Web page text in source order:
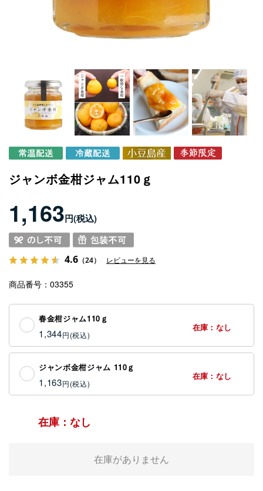
ジャンボ金柑ジャム110ｇ
1,163円
商品番号 03355
在庫：なし
春金柑ジャム110ｇ
1,344円
在庫：なし
ジャンボ金柑ジャム 110ｇ
1,163円
在庫：なし
在庫がありません
4.6 （24） レビューを見る